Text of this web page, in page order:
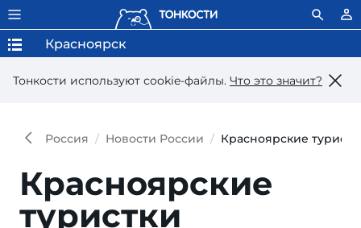
Тонкости используют сookie-файлы. Что это значит?
Красноярск
Россия Новости России Красноярские
Красноярские
туристки